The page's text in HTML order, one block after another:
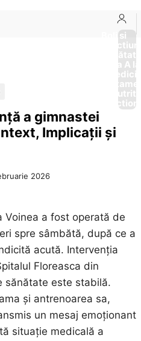
Boli si
Afectiuni
Sănătate
de la A
a gimnastei
Implicații și
2026
Voinea a fost operată de
spre sâmbătă, după ce a
acută. Intervenția
Floreasca din
sănătate este stabilă.
și antrenoarea sa,
un mesaj emoționant
situație medicală a